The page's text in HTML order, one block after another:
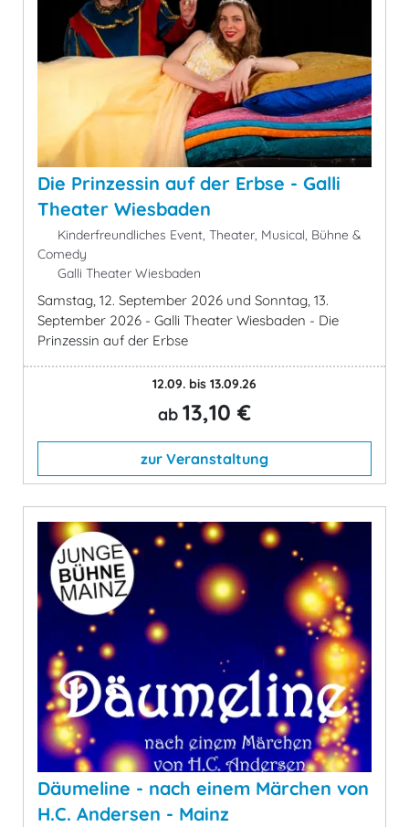
Die Prinzessin auf der Erbse - Galli
Theater Wiesbaden
Kinderfreundliches Event, Theater, Musical, Bühne &
Comedy
Galli Theater Wiesbaden
Samstag, 12. September 2026 und Sonntag, 13.
September 2026 - Galli Theater Wiesbaden - Die
Prinzessin auf der Erbse
12.09. bis 13.09.26
ab 13,10 €
zur Veranstaltung
Däumeline - nach einem Märchen von
H.C. Andersen - Mainz